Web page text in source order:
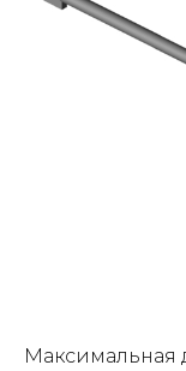
Максимальная